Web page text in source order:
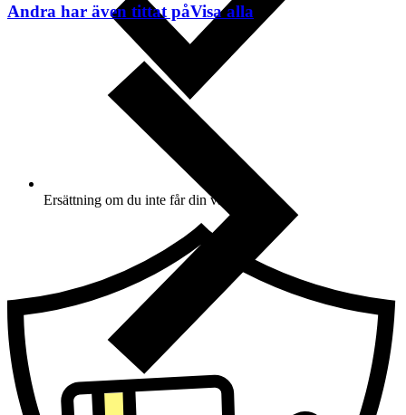
Ersättning om du inte får din vara
Andra har även tittat påVisa alla